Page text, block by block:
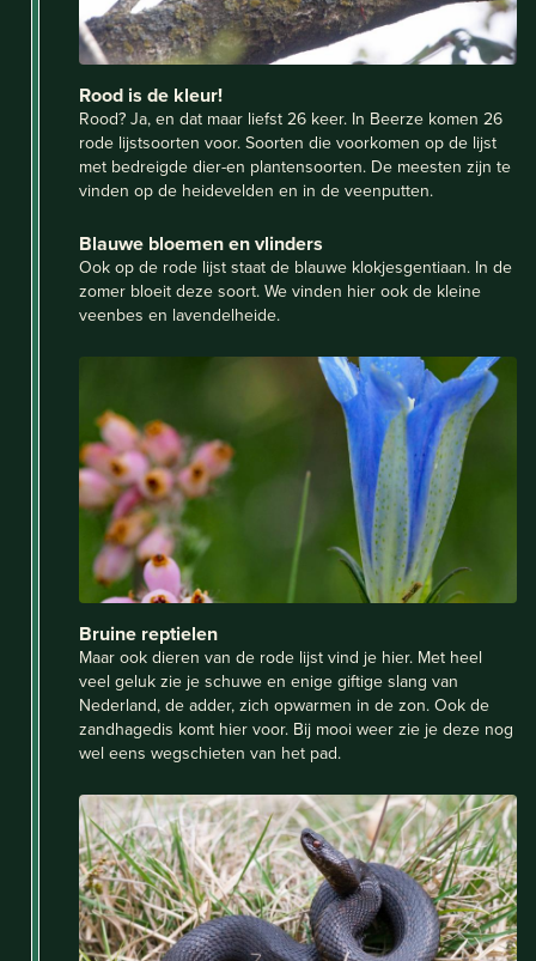
Rood is de kleur!
Rood? Ja, en dat maar liefst 26 keer. In Beerze komen 26
rode lijstsoorten voor. Soorten die voorkomen op de lijst
met bedreigde dier-en plantensoorten. De meesten zijn te
vinden op de heidevelden en in de veenputten.
Blauwe bloemen en vlinders
Ook op de rode lijst staat de blauwe klokjesgentiaan. In de
zomer bloeit deze soort. We vinden hier ook de kleine
veenbes en lavendelheide.
Bruine reptielen
Maar ook dieren van de rode lijst vind je hier. Met heel
veel geluk zie je schuwe en enige giftige slang van
Nederland, de adder, zich opwarmen in de zon. Ook de
zandhagedis komt hier voor. Bij mooi weer zie je deze nog
wel eens wegschieten van het pad.